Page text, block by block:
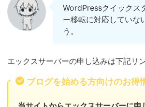
WordPressクイックス
ー移転に対応していな
う。
エックスサーバーの申し込みは下記リ
ブログを始める方向けのお得